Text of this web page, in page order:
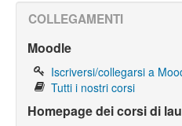
COLLEGAMENTI
Moodle
Iscriversi/collegarsi a
Tutti i nostri corsi
Homepage dei corsi di